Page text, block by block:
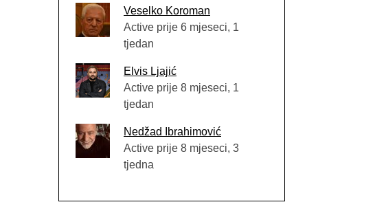
Veselko Koroman
Active prije 6 mjeseci, 1
tjedan
Elvis Ljajić
Active prije 8 mjeseci, 1
tjedan
Nedžad Ibrahimović
Active prije 8 mjeseci, 3
tjedna